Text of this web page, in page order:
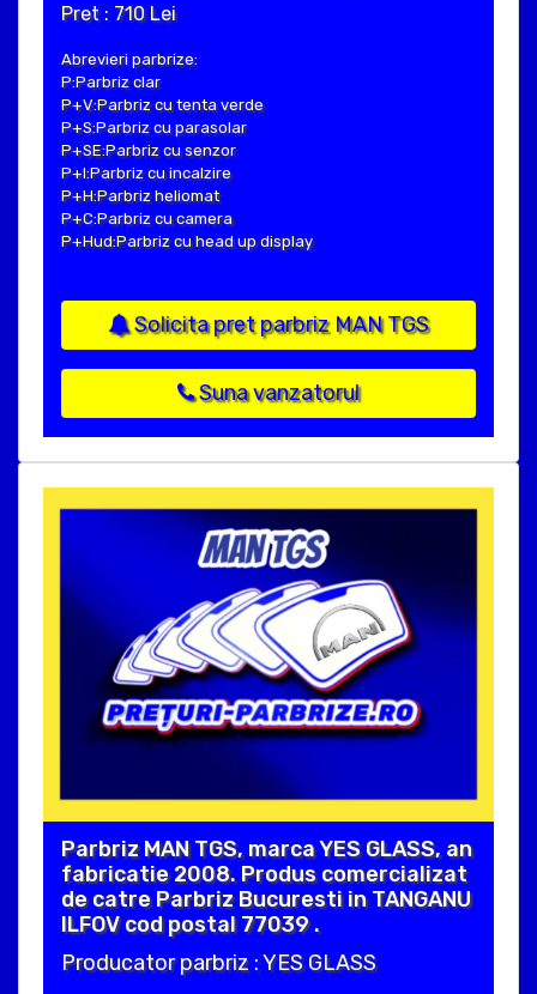
Pret : 710 Lei
Abrevieri parbrize:
P:Parbriz clar
P+V:Parbriz cu tenta verde
P+S:Parbriz cu parasolar
P+SE:Parbriz cu senzor
P+I:Parbriz cu incalzire
P+H:Parbriz heliomat
P+C:Parbriz cu camera
P+Hud:Parbriz cu head up display
Solicita pret parbriz MAN TGS
Suna vanzatorul
Parbriz MAN TGS, marca YES GLASS, an
fabricatie 2008. Produs comercializat
de catre Parbriz Bucuresti in TANGANU
ILFOV cod postal 77039 .
Producator parbriz : YES GLASS